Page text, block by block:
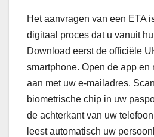
Het aanvragen van een ETA
digitaal proces dat u vanuit
Download eerst de officiële
smartphone. Open de app en
aan met uw e-mailadres.
biometrische chip in uw
de achterkant van uw
leest automatisch uw